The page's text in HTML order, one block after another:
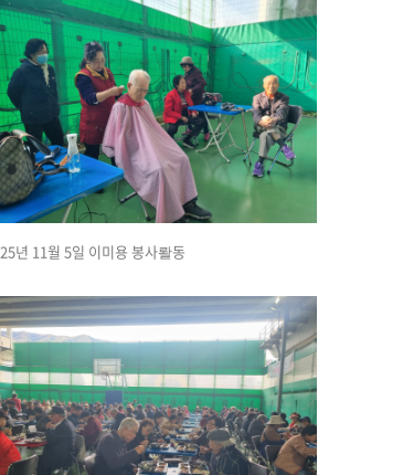
25년 11월 5일 이미용 봉사뢀동